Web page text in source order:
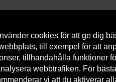
cookies för att ge dig
till exempel för att
tillhandahålla funktioner
webbtrafiken. För
vi att du aktiverar
Om Armatec Hållbarhet